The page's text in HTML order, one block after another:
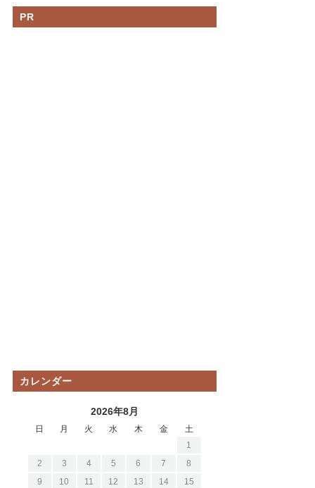
PR
カレンダー
2026年8月
日 月 火 水 木 金
土
1
2
3 4 5 6 7
8
9
10 11 12 13 14
15